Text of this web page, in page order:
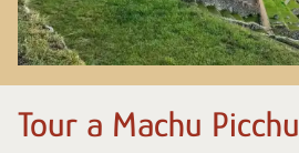
Tour a Machu Picchu